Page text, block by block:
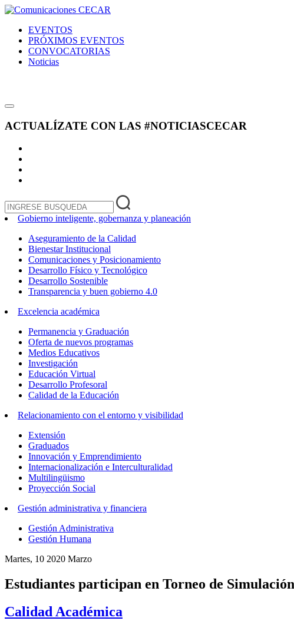
EVENTOS
PRÓXIMOS EVENTOS
CONVOCATORIAS
Noticias
ACTUALÍZATE CON LAS #NOTICIASCECAR
Gobierno inteligente, gobernanza y planeación
Aseguramiento de la Calidad
Bienestar Institucional
Comunicaciones y Posicionamiento
Desarrollo Físico y Tecnológico
Desarrollo Sostenible
Transparencia y buen gobierno 4.0
Excelencia académica
Permanencia y Graduación
Oferta de nuevos programas
Medios Educativos
Investigación
Educación Virtual
Desarrollo Profesoral
Calidad de la Educación
Relacionamiento con el entorno y visibilidad
Extensión
Graduados
Innovación y Emprendimiento
Internacionalización e Interculturalidad
Multilingüismo
Proyección Social
Gestión administrativa y financiera
Gestión Administrativa
Gestión Humana
Martes, 10 2020 Marzo
Estudiantes participan en Torneo de
Calidad Académica